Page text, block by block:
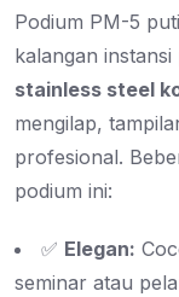
Podium PM-5
kalangan instansi
stainless steel
mengilap,
profesional.
podium ini:
✅ Elegan:
seminar atau